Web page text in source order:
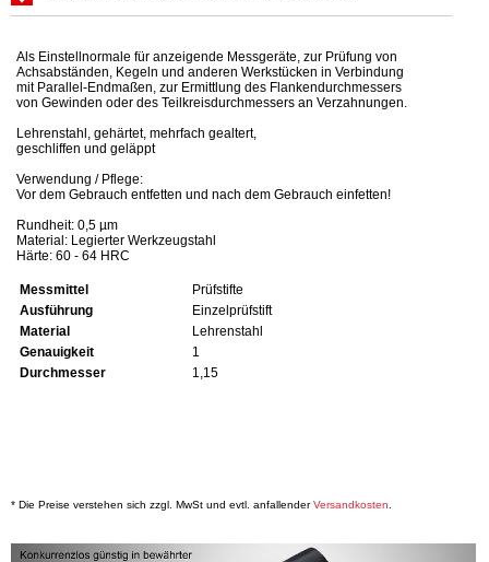
Als Einstellnormale für anzeigende Messgeräte, zur Prüfung von
Achsabständen, Kegeln und anderen Werkstücken in Verbindung
mit Parallel-Endmaßen, zur Ermittlung des Flankendurchmessers
von Gewinden oder des Teilkreisdurchmessers an Verzahnungen.
Lehrenstahl, gehärtet, mehrfach gealtert,
geschliffen und geläppt
Verwendung / Pflege:
Vor dem Gebrauch entfetten und nach dem Gebrauch einfetten!
Rundheit: 0,5 µm
Material: Legierter Werkzeugstahl
Härte: 60 - 64 HRC
Messmittel
Prüfstifte
Ausführung
Einzelprüfstift
Material
Lehrenstahl
Genauigkeit
1
Durchmesser
1,15
* Die Preise verstehen sich zzgl. MwSt und evtl. anfallenderVersandkosten